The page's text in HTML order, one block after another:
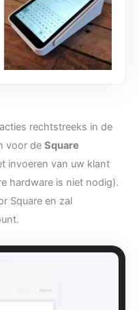
rechtstreeks in de
voor de Square
invoeren van uw klant
hardware is niet nodig).
Square en zal